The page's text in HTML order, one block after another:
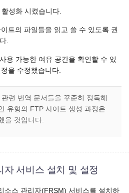
성화 시켰습니다.
트의 파일들을 읽고 쓸 수 있도록 권
.
용 가능한 여유 공간을 확인할 수 있
을 수정했습니다.
련 번역 문서들을 꾸준히 정독해
유형의 FTP 사이트 생성 과정은
을 것입니다.
서비스 설치 및 설정
소스 관리자(FRSM) 서비스를 설치하